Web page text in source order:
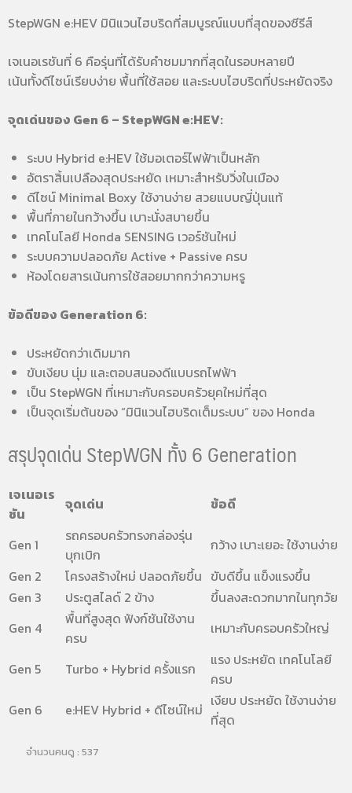
StepWGN e:HEV มินิแวนไฮบริดที่สมบูรณ์แบบที่สุดของซีรีส์
เจเนอเรชันที่ 6 คือรุ่นที่ได้รับคำชมมากที่สุดในรอบหลายปี
เน้นทั้งดีไซน์เรียบง่าย พื้นที่ใช้สอย และระบบไฮบริดที่ประหยัดจริง
จุดเด่นของ Gen 6 – StepWGN e:HEV:
ระบบ Hybrid e:HEV ใช้มอเตอร์ไฟฟ้าเป็นหลัก
อัตราสิ้นเปลืองสุดประหยัด เหมาะสำหรับวิ่งในเมือง
ดีไซน์ Minimal Boxy ใช้งานง่าย สวยแบบญี่ปุ่นแท้
พื้นที่ภายในกว้างขึ้น เบาะนั่งสบายขึ้น
เทคโนโลยี Honda SENSING เวอร์ชันใหม่
ระบบความปลอดภัย Active + Passive ครบ
ห้องโดยสารเน้นการใช้สอยมากกว่าความหรู
ข้อดีของ Generation 6:
ประหยัดกว่าเดิมมาก
ขับเงียบ นุ่ม และตอบสนองดีแบบรถไฟฟ้า
เป็น StepWGN ที่เหมาะกับครอบครัวยุคใหม่ที่สุด
เป็นจุดเริ่มต้นของ “มินิแวนไฮบริดเต็มระบบ” ของ Honda
สรุปจุดเด่น StepWGN ทั้ง 6 Generation
เจเนอเร
ชัน
จุดเด่น ข้อดี
Gen 1
รถครอบครัวทรงกล่องรุ่น
บุกเบิก
กว้าง เบาะเยอะ ใช้งานง่าย
Gen 2
โครงสร้างใหม่ ปลอดภัยขึ้น ขับดีขึ้น แข็งแรงขึ้น
Gen 3
ประตูสไลด์ 2 ข้าง
ขึ้นลงสะดวกมากในทุกวัย
Gen 4
พื้นที่สูงสุด ฟังก์ชันใช้งาน
ครบ
เหมาะกับครอบครัวใหญ่
Gen 5 Turbo + Hybrid ครั้งแรก
แรง ประหยัด เทคโนโลยี
ครบ
Gen 6
e:HEV Hybrid + ดีไซน์ใหม่ เงียบ ประหยัด ใช้งานง่าย
ที่สุด
จำนวนคนดู : 537